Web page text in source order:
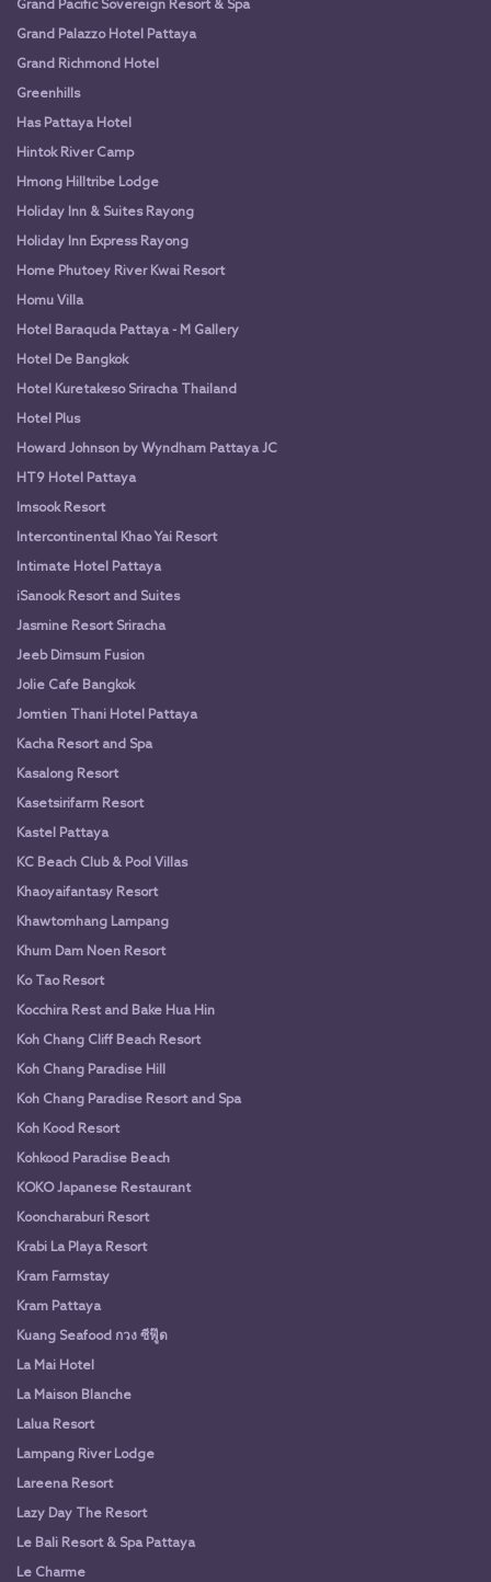
Grand Pacific Sovereign Resort & Spa
Grand Palazzo Hotel Pattaya
Grand Richmond Hotel
Greenhills
Has Pattaya Hotel
Hintok River Camp
Hmong Hilltribe Lodge
Holiday Inn & Suites Rayong
Holiday Inn Express Rayong
Home Phutoey River Kwai Resort
Homu Villa
Hotel Baraquda Pattaya - M Gallery
Hotel De Bangkok
Hotel Kuretakeso Sriracha Thailand
Hotel Plus
Howard Johnson by Wyndham Pattaya JC
HT9 Hotel Pattaya
Imsook Resort
Intercontinental Khao Yai Resort
Intimate Hotel Pattaya
iSanook Resort and Suites
Jasmine Resort Sriracha
Jeeb Dimsum Fusion
Jolie Cafe Bangkok
Jomtien Thani Hotel Pattaya
Kacha Resort and Spa
Kasalong Resort
Kasetsirifarm Resort
Kastel Pattaya
KC Beach Club & Pool Villas
Khaoyaifantasy Resort
Khawtomhang Lampang
Khum Dam Noen Resort
Ko Tao Resort
Kocchira Rest and Bake Hua Hin
Koh Chang Cliff Beach Resort
Koh Chang Paradise Hill
Koh Chang Paradise Resort and Spa
Koh Kood Resort
Kohkood Paradise Beach
KOKO Japanese Restaurant
Kooncharaburi Resort
Krabi La Playa Resort
Kram Farmstay
Kram Pattaya
Kuang Seafood กวง ซีฟู๊ด
La Mai Hotel
La Maison Blanche
Lalua Resort
Lampang River Lodge
Lareena Resort
Lazy Day The Resort
Le Bali Resort & Spa Pattaya
Le Charme